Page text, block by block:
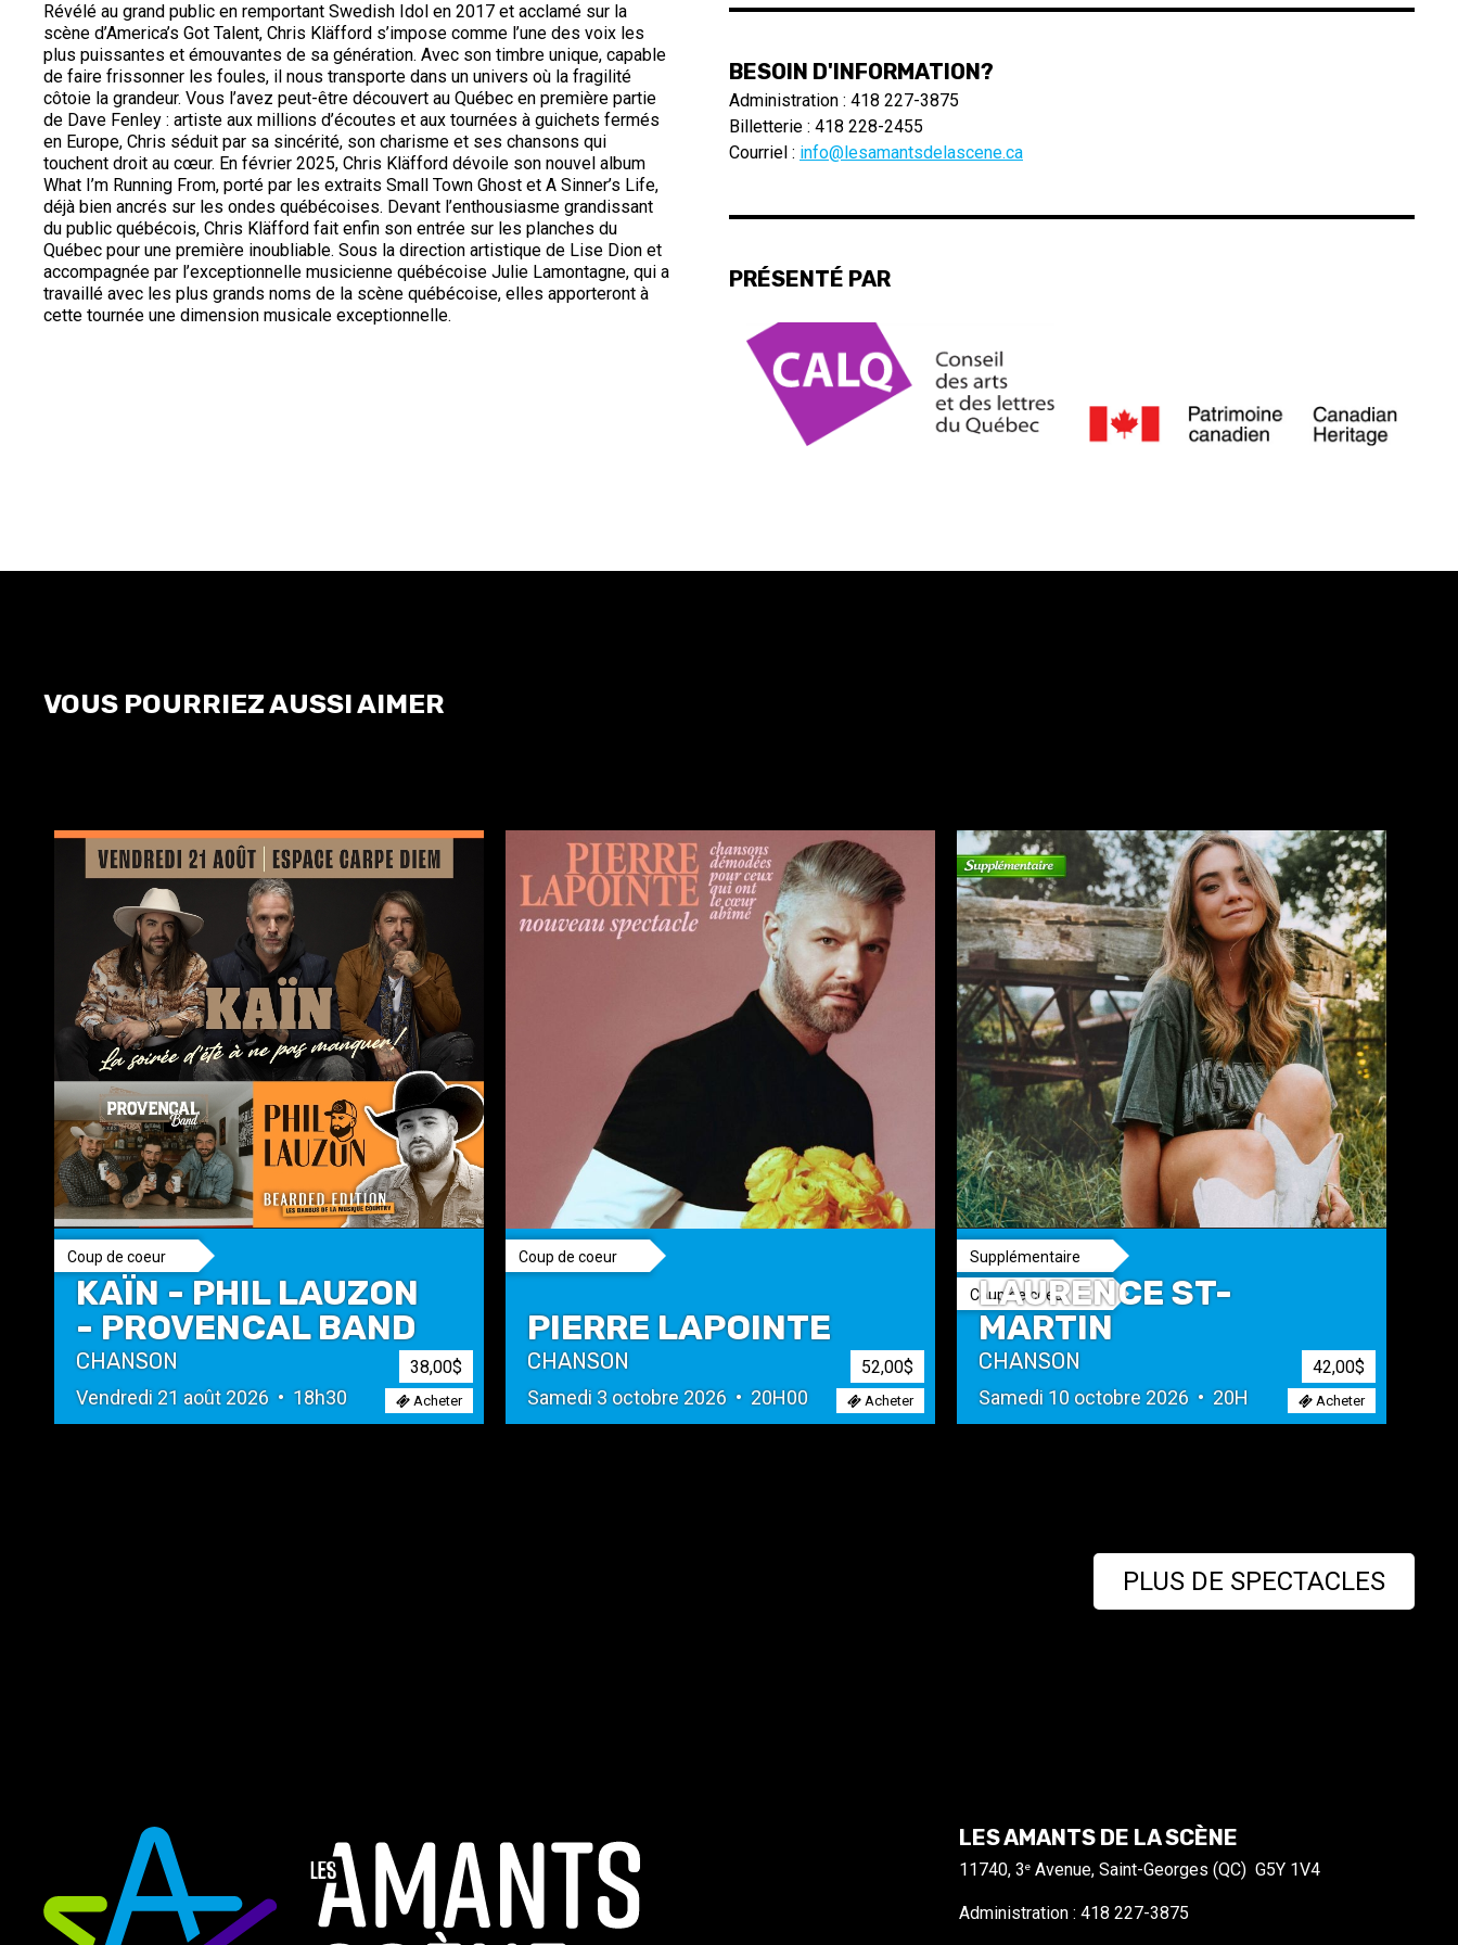
Révélé au grand public en remportant Swedish Idol en 2017 et acclamé sur la
scène d’America’s Got Talent, Chris Kläfford s’impose comme l’une des voix les
plus puissantes et émouvantes de sa génération. Avec son timbre unique, capable
de faire frissonner les foules, il nous transporte dans un univers où la fragilité
côtoie la grandeur. Vous l’avez peut-être découvert au Québec en première partie
de Dave Fenley : artiste aux millions d’écoutes et aux tournées à guichets fermés
en Europe, Chris séduit par sa sincérité, son charisme et ses chansons qui
touchent droit au cœur. En février 2025, Chris Kläfford dévoile son nouvel album
What I’m Running From, porté par les extraits Small Town Ghost et A Sinner’s Life,
déjà bien ancrés sur les ondes québécoises. Devant l’enthousiasme grandissant
du public québécois, Chris Kläfford fait enfin son entrée sur les planches du
Québec pour une première inoubliable. Sous la direction artistique de Lise Dion et
accompagnée par l’exceptionnelle musicienne québécoise Julie Lamontagne, qui a
travaillé avec les plus grands noms de la scène québécoise, elles apporteront à
cette tournée une dimension musicale exceptionnelle.
BESOIN D'INFORMATION?
Administration : 418 227-3875
Billetterie : 418 228-2455
Courriel : info@lesamantsdelascene.ca
PRÉSENTÉ PAR
VOUS POURRIEZ AUSSI AIMER
38,00$
Acheter
Coup de coeur
KAÏN - PHIL LAUZON
- PROVENCAL BAND
CHANSON
Vendredi 21 août 2026 • 18h30
52,00$
Acheter
Coup de coeur
PIERRE LAPOINTE
CHANSON
Samedi 3 octobre 2026 • 20H00
42,00$
Acheter
Supplémentaire
Coup de coeur
LAURENCE ST-
MARTIN
CHANSON
Samedi 10 octobre 2026 • 20H
PLUS DE SPECTACLES
LES AMANTS DE LA SCÈNE
11740, 3eAvenue, Saint-Georges (QC) G5Y 1V4
Administration : 418 227-3875